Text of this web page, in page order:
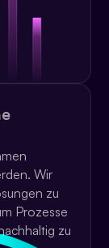
Wir
zu
Prozesse
zu